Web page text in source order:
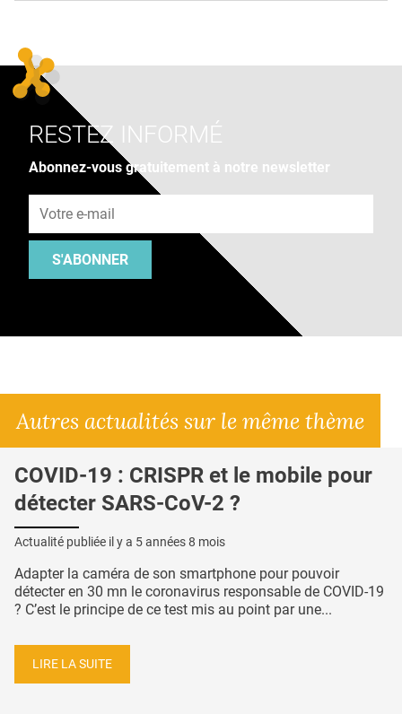
RESTEZ INFORMÉ
Abonnez-vous gratuitement à notre newsletter
S'ABONNER
Autres actualités sur le même thème
COVID-19 : CRISPR et le mobile pour
détecter SARS-CoV-2 ?
Actualité publiée il y a 5 années 8 mois
Adapter la caméra de son smartphone pour pouvoir
détecter en 30 mn le coronavirus responsable de COVID-19
? C’est le principe de ce test mis au point par une...
LIRE LA SUITE